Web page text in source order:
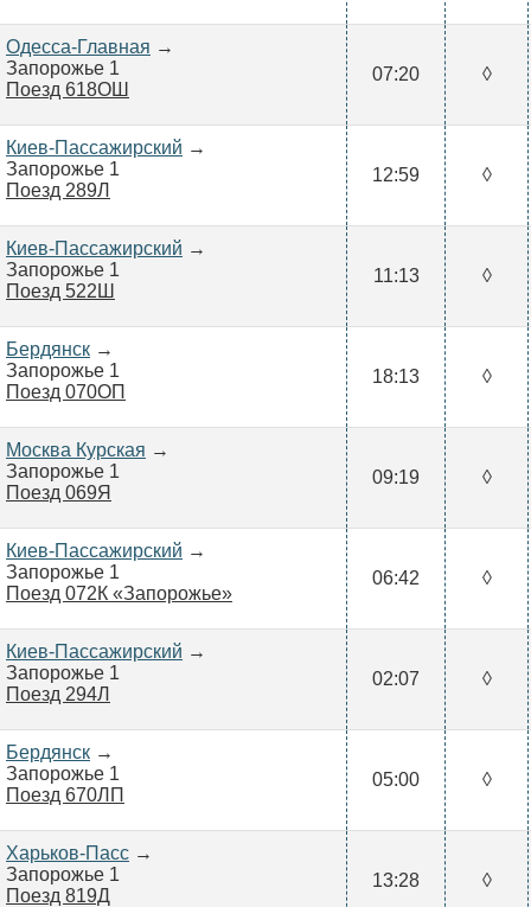
Одесса-Главная →
Запорожье 1
Поезд 618ОШ
07:20 ◊
Киев-Пассажирский →
Запорожье 1
Поезд 289Л
12:59 ◊
Киев-Пассажирский →
Запорожье 1
Поезд 522Ш
11:13 ◊
Бердянск →
Запорожье 1
Поезд 070ОП
18:13 ◊
Москва Курская →
Запорожье 1
Поезд 069Я
09:19 ◊
Киев-Пассажирский →
Запорожье 1
Поезд 072К «Запорожье»
06:42 ◊
Киев-Пассажирский →
Запорожье 1
Поезд 294Л
02:07 ◊
Бердянск →
Запорожье 1
Поезд 670ЛП
05:00 ◊
Харьков-Пасс →
Запорожье 1
Поезд 819Д
13:28 ◊